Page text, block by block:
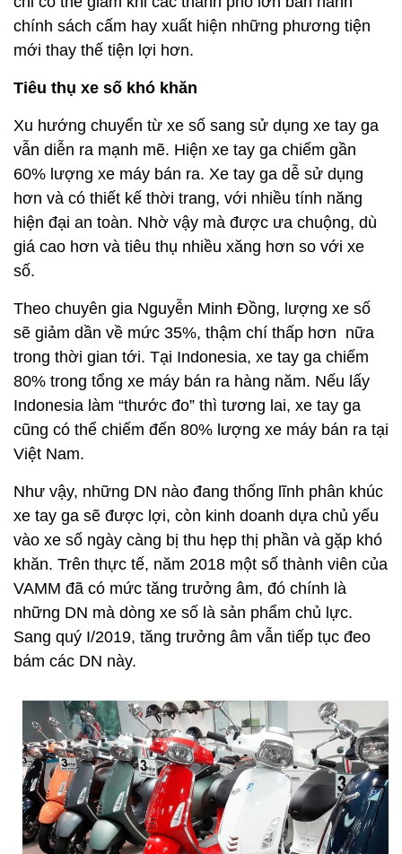
chính sách cấm hay xuất hiện những phương tiện
mới thay thế tiện lợi hơn.
Tiêu thụ xe số khó khăn
Xu hướng chuyển từ xe số sang sử dụng xe tay ga
vẫn diễn ra mạnh mẽ. Hiện xe tay ga chiếm gần
60% lượng xe máy bán ra. Xe tay ga dễ sử dụng
hơn và có thiết kế thời trang, với nhiều tính năng
hiện đại an toàn. Nhờ vậy mà được ưa chuộng, dù
giá cao hơn và tiêu thụ nhiều xăng hơn so với xe
số.
Theo chuyên gia Nguyễn Minh Đồng, lượng xe số
sẽ giảm dần về mức 35%, thậm chí thấp hơn nữa
trong thời gian tới. Tại Indonesia, xe tay ga chiếm
80% trong tổng xe máy bán ra hàng năm. Nếu lấy
Indonesia làm “thước đo” thì tương lai, xe tay ga
cũng có thể chiếm đến 80% lượng xe máy bán ra tại
Việt Nam.
Như vậy, những DN nào đang thống lĩnh phân khúc
xe tay ga sẽ được lợi, còn kinh doanh dựa chủ yếu
vào xe số ngày càng bị thu hẹp thị phần và gặp khó
khăn. Trên thực tế, năm 2018 một số thành viên của
VAMM đã có mức tăng trưởng âm, đó chính là
những DN mà dòng xe số là sản phẩm chủ lực.
Sang quý I/2019, tăng trưởng âm vẫn tiếp tục đeo
bám các DN này.